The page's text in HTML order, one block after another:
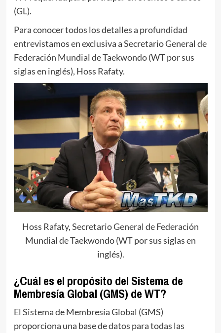
(GL).
Para conocer todos los detalles a profundidad
entrevistamos en exclusiva a Secretario General de
Federación Mundial de Taekwondo (WT por sus
siglas en inglés), Hoss Rafaty.
Hoss Rafaty, Secretario General de Federación
Mundial de Taekwondo (WT por sus siglas en
inglés).
¿Cuál es el propósito del Sistema de
Membresía Global (GMS) de WT?
El Sistema de Membresía Global (GMS)
proporciona una base de datos para todas las